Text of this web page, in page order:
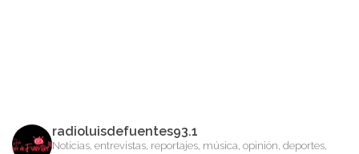
radioluisdefuentes93.1
Noticias, entrevistas, reportajes, música, opinión, deportes,